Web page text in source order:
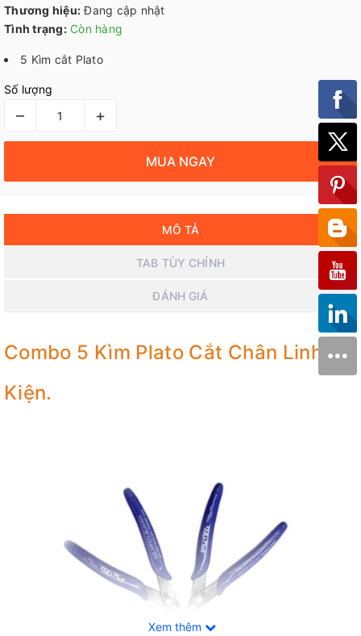
Thương hiệu: Đang cập nhật
Tình trạng: Còn hàng
5 Kìm cắt Plato
Số lượng
– +
MUA NGAY
MÔ TẢ
TAB TÙY CHỈNH
ĐÁNH GIÁ
Combo 5 Kìm Plato Cắt Chân Linh
Kiện.
Xem thêm